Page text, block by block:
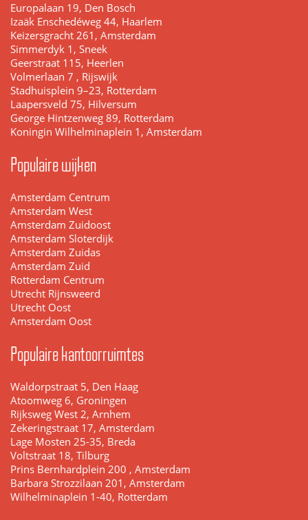
Europalaan 19, Den Bosch
Izaäk Enschedéweg 44, Haarlem
Keizersgracht 261, Amsterdam
Simmerdyk 1, Sneek
Geerstraat 115, Heerlen
Volmerlaan 7 , Rijswijk
Stadhuisplein 9–23, Rotterdam
Laapersveld 75, Hilversum
George Hintzenweg 89, Rotterdam
Koningin Wilhelminaplein 1, Amsterdam
Populaire wijken
Amsterdam Centrum
Amsterdam West
Amsterdam Zuidoost
Amsterdam Sloterdijk
Amsterdam Zuidas
Amsterdam Zuid
Rotterdam Centrum
Utrecht Rijnsweerd
Utrecht Oost
Amsterdam Oost
Populaire kantoorruimtes
Waldorpstraat 5, Den Haag
Atoomweg 6, Groningen
Rijksweg West 2, Arnhem
Zekeringstraat 17, Amsterdam
Lage Mosten 25-35, Breda
Voltstraat 18, Tilburg
Prins Bernhardplein 200 , Amsterdam
Barbara Strozzilaan 201, Amsterdam
Wilhelminaplein 1-40, Rotterdam